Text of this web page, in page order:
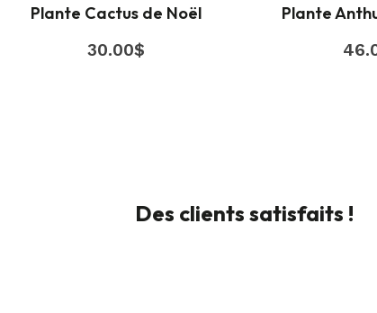
Plante Cactus de Noël
30.00$
Plante
Des clients satisfaits !